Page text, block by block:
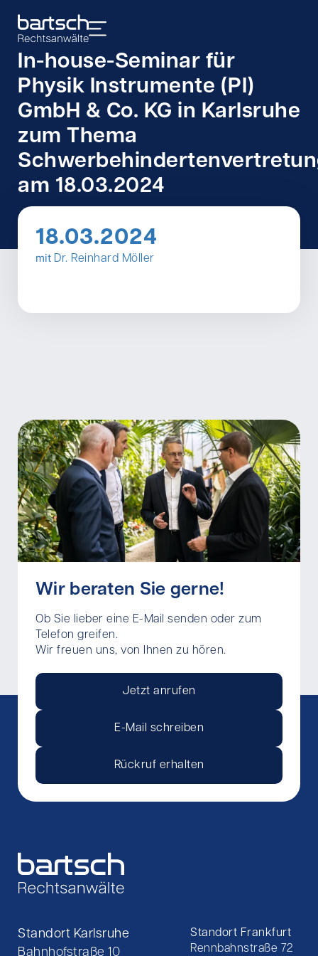
In-house-Seminar für
Physik Instrumente (PI)
GmbH & Co. KG in Karlsruhe
zum Thema
am 18.03.2024
18.03.2024
mit Dr. Reinhard Möller
Wir beraten Sie gerne!
Ob Sie lieber eine E-Mail senden oder zum
Telefon greifen.
Wir freuen uns, von Ihnen zu hören.
Jetzt anrufen
E-Mail schreiben
Rückruf erhalten
Standort Karlsruhe
Bahnhofstraße 10
Standort Frankfurt
Rennbahnstraße 72